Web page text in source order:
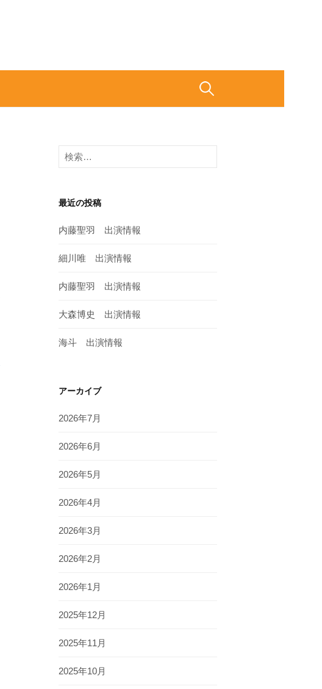
検
検
索
最近の投稿
内藤聖羽 出演情報
細川唯 出演情報
内藤聖羽 出演情報
大森博史 出演情報
海斗 出演情報
アーカイブ
2026年7月
2026年6月
2026年5月
2026年4月
2026年3月
2026年2月
2026年1月
2025年12月
2025年11月
2025年10月